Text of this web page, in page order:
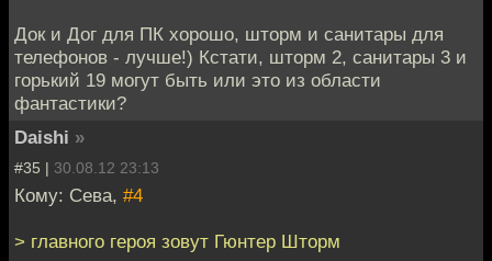
Док и Дог для ПК хорошо, шторм и санитары для
телефонов - лучше!) Кстати, шторм 2, санитары 3 и
горький 19 могут быть или это из области
фантастики?
Daishi »
#35 | 30.08.12 23:13
Кому: Сева, #4
> главного героя зовут Гюнтер Шторм